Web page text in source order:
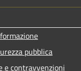
pubblica
e contravvenzioni